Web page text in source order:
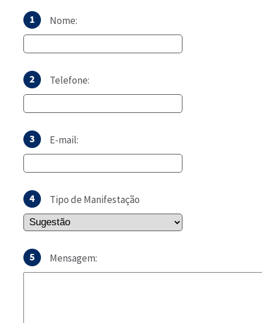
Nome:
Telefone:
E-mail:
Tipo de Manifestação
Mensagem: